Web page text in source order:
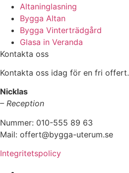
Altaninglasning
Bygga Altan
Bygga Vinterträdgård
Glasa in Veranda
Kontakta oss
Kontakta oss idag för en fri offert.
Nicklas
– Reception
Nummer: 010-555 89 63
Mail: offert@bygga-uterum.se
Integritetspolicy